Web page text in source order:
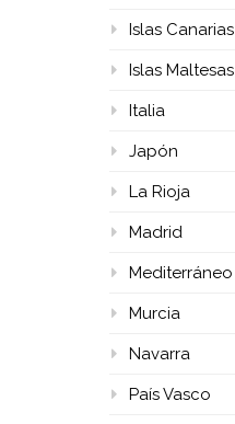
Islas Canarias
Islas Maltesas
Italia
Japón
La Rioja
Madrid
Mediterráneo
Murcia
Navarra
País Vasco